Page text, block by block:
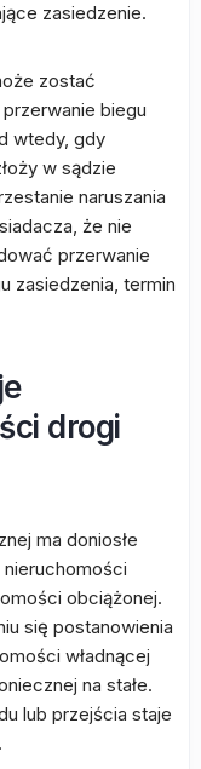
zasiedzenie.
zostać
biegu
wtedy, gdy
w sądzie
naruszania
że nie
przerwanie
zasiedzenia, termin
drogi
ma doniosłe
nieruchomości
obciążonej.
się postanowienia
władnącej
na stałe.
lub przejścia staje